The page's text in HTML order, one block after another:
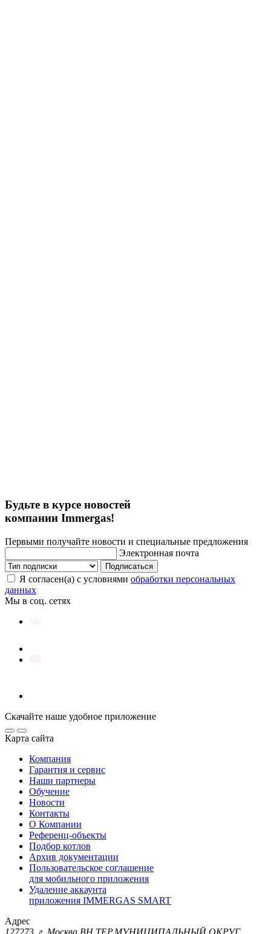
Будьте в курсе новостей
компании Immergas!
Первыми получайте новости и специальные предложения
Электронная почта
Подписаться
Я согласен(а) с условиями обработки персональных
данных
Мы в соц. сетях
Скачайте наше удобное приложение
Карта сайта
Компания
Гарантия и сервис
Наши партнеры
Обучение
Новости
Контакты
О Компании
Референц-объекты
Подбор котлов
Архив документации
Пользовательское соглашение
для мобильного приложения
Удаление аккаунта
приложения IMMERGAS SMART
Адрес
127273, г. Москва ВН.ТЕР.МУНИЦИПАЛЬНЫЙ ОКРУГ